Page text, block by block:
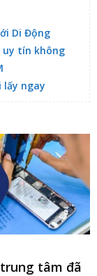
Di Động
uy tín không
lấy ngay
tâm đã